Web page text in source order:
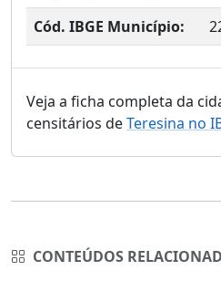
Cód. IBGE Município:
Veja a ficha completa da
censitários deTeresina no
CONTEÚDOS